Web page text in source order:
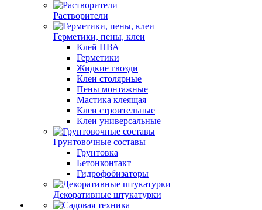
Растворители
Герметики, пены, клеи
Клей ПВА
Герметики
Жидкие гвозди
Клеи столярные
Пены монтажные
Мастика клеящая
Клеи строительные
Клеи универсальные
Грунтовочные составы
Грунтовка
Бетонконтакт
Гидрофобизаторы
Декоративные штукатурки